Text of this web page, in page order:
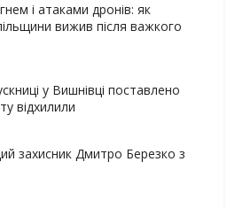
і атаками дронів: як
вижив після важкого
у Вишнівці поставлено
відхилили
захисник Дмитро Березко з